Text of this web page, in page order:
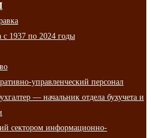
с 1937 по 2024 годы
управленческий персонал
— начальник отдела бухучета и
сектором информационно-